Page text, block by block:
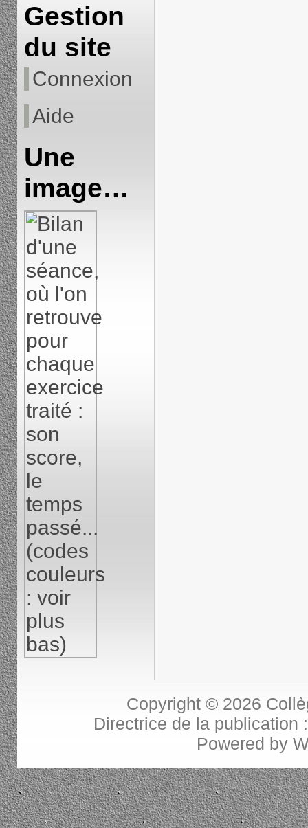
Gestion
du site
Connexion
Aide
Une
image…
Copyright © 2026
Directrice de la publication
Powered by